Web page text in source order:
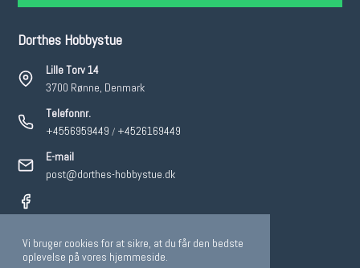
Vi bruger cookies for at sikre, at du får den bedste
oplevelse på vores hjemmeside.
Dorthes Hobbystue
Lille Torv 14
3700 Rønne, Denmark
Telefonnr.
+4556959449 / +4526169449
E-mail
post@dorthes-hobbystue.dk
2026 © Dorthes Hobbystue.